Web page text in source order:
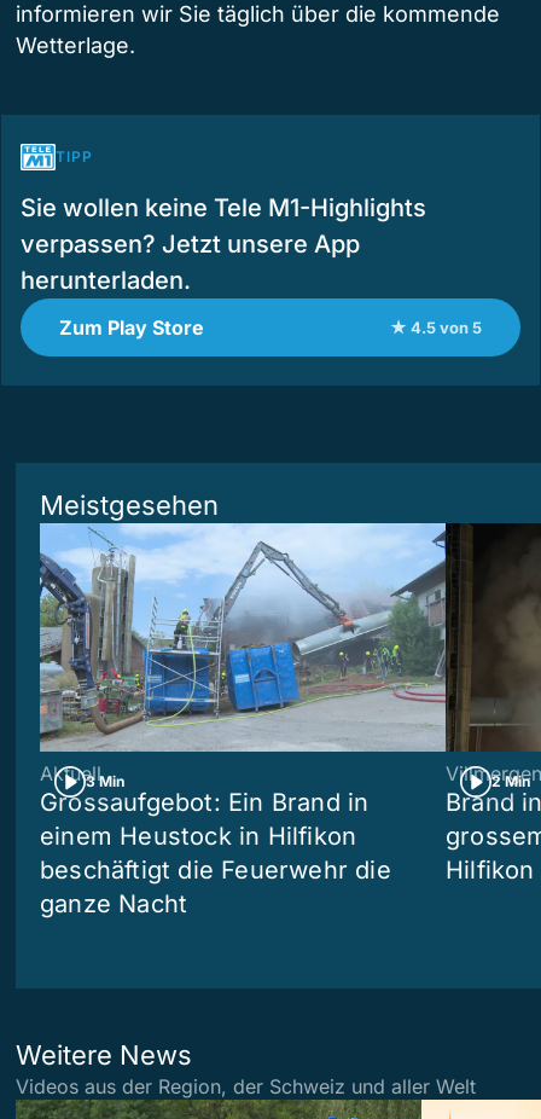
informieren wir Sie täglich über die kommende
Wetterlage.
TIPP
Sie wollen keine Tele M1-Highlights
verpassen? Jetzt unsere App
herunterladen.
Zum Play Store ★ 4.5 von 5
Meistgesehen
3 Min
Aktuell
Grossaufgebot: Ein Brand in
einem Heustock in Hilfikon
beschäftigt die Feuerwehr die
ganze Nacht
2 Min
Villmergen
Brand
Hilfikon
Weitere News
Videos aus der Region, der Schweiz und aller Welt